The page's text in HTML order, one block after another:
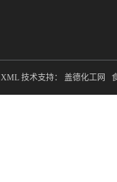
XML 技术支持： 盖德化工网